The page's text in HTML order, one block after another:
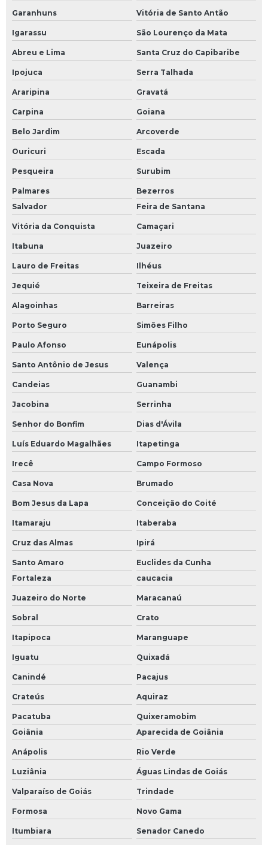
Garanhuns Vitória de Santo Antão
Igarassu São Lourenço da Mata
Abreu e Lima Santa Cruz do Capibaribe
Ipojuca Serra Talhada
Araripina Gravatá
Carpina Goiana
Belo Jardim Arcoverde
Ouricuri Escada
Pesqueira Surubim
Palmares
Bezerros
Salvador
Feira de Santana
Vitória da Conquista Camaçari
Itabuna Juazeiro
Lauro de Freitas Ilhéus
Jequié Teixeira de Freitas
Alagoinhas Barreiras
Porto Seguro Simões Filho
Paulo Afonso Eunápolis
Santo Antônio de Jesus Valença
Candeias Guanambi
Jacobina Serrinha
Senhor do Bonfim Dias d'Ávila
Luís Eduardo Magalhães Itapetinga
Irecê Campo Formoso
Casa Nova Brumado
Bom Jesus da Lapa Conceição do Coité
Itamaraju Itaberaba
Cruz das Almas Ipirá
Santo Amaro
Euclides da Cunha
Fortaleza
caucacia
Juazeiro do Norte Maracanaú
Sobral Crato
Itapipoca Maranguape
Iguatu Quixadá
Canindé Pacajus
Crateús Aquiraz
Pacatuba
Quixeramobim
Goiânia
Aparecida de Goiânia
Anápolis Rio Verde
Luziânia Águas Lindas de Goiás
Valparaíso de Goiás Trindade
Formosa Novo Gama
Itumbiara Senador Canedo